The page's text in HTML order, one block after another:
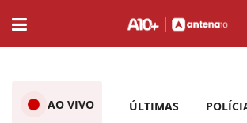
AO VIVO ÚLTIMAS